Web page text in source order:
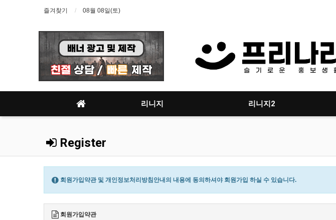
즐겨찾기 08월 08일(토)
리니지 리니지2
Register
회원가입약관 및 개인정보처리방침안내의 내용에 동의하셔야 회원가입 하실 수 있습니다.
회원가입약관